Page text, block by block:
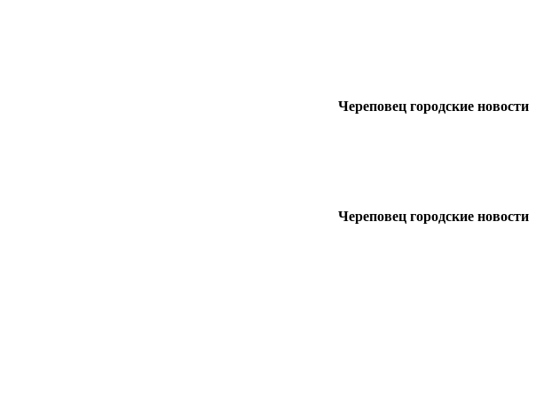
Череповец городские новости
Череповец городские новости